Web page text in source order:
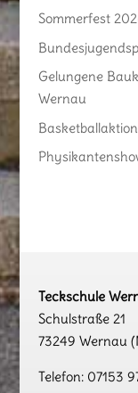
Sommerfest
Gelungene
Wernau
Teckschule
Schulstraße 21
73249 Wernau
Telefon: 07153